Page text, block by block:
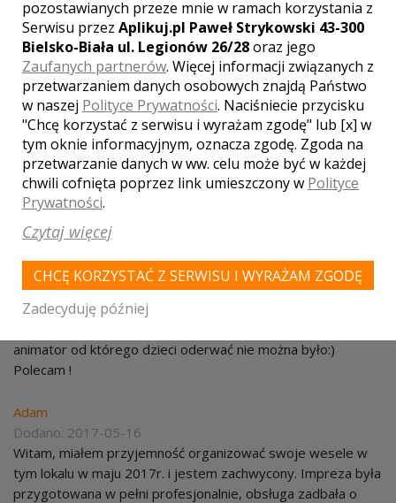
Twoja ocena lokalu:
DODAJ OPINIĘ
Pola oznaczone gwiazdką są wymagane.
WASZE OPINIE
Dodano: 2017-05-20
Organizowałam w tym lokalu przyjęcie z okazji I Komunii Św.
mojej córki i jestem bardzo zadowolona. Sala pięknie
animator od którego dzieci oderwać nie można było:)
Polecam !
Adam
Dodano: 2017-05-16
Witam, miałem przyjemność organizować swoje wesele w
tym lokalu w maju 2017r. i jestem zachwycony. Impreza była
przygotowana w pełni profesjonalnie, obsługa zadbała o
pozostawianych przeze mnie w ramach korzystania z
Serwisu przez Aplikuj.pl Paweł Strykowski 43-300
Bielsko-Biała ul. Legionów 26/28oraz jego
Zaufanych partnerów. Więcej informacji związanych z
przetwarzaniem danych osobowych znajdą Państwo
w naszej Polityce Prywatności. Naciśniecie przycisku
"Chcę korzystać z serwisu i wyrażam zgodę" lub [x] w
tym oknie informacyjnym, oznacza zgodę. Zgoda na
przetwarzanie danych w ww. celu może być w każdej
chwili cofnięta poprzez link umieszczony w Polityce
Prywatności.
Czytaj więcej
CHCĘ KORZYSTAĆ Z SERWISU I WYRAŻAM ZGODĘ
Zadecyduję później